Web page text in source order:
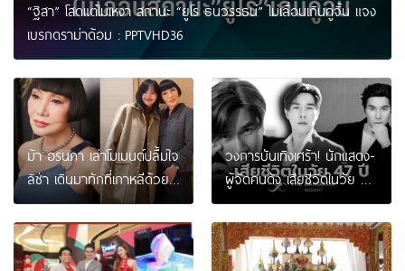
“ฐิสา” โสดแต่ไม่เหงา สถานะ “ยูโร ธนวรรธน์” ไม่เลื่อนเกินคู่จิ้น แจง
เบรกดราม่าด้อม : PPTVHD36
ม้า อรนภา เล่าโมเมนต์ปลื้มใจ
ลิซ่า เดินมาทักที่เกาหลีด้วย
ตัวเอง | KaaZip บันเทิง
วงการบันเทิงเศร้า! นักแสดง-
ผู้จัดคนดัง เสียชีวิตในวัย 47
ปี สาเหตุป่วยโรคนี้ | The
Bangkok Insight